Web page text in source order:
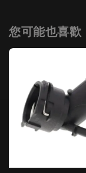
您可能也喜歡